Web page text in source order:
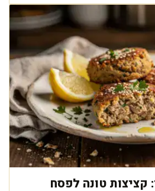
קציצות טונה לפסח